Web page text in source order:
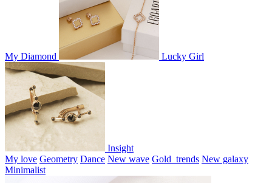
My Diamond Lucky Girl
Insight
My love Geometry Dance New wave Gold_trends New galaxy
Minimalist